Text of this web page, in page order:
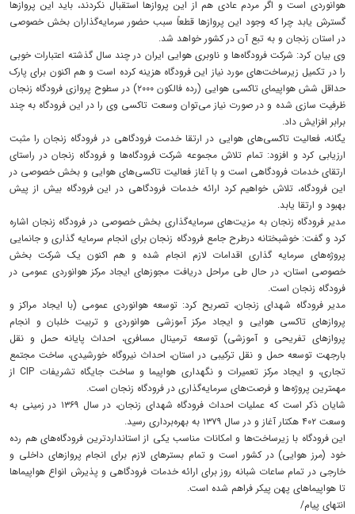
هوانوردی است و اگر مردم عادی هم از این پرواز‌ها استقبال نکردند، باید این پرواز‌ها
گسترش یابد چرا که وجود این پرواز‌ها قطعاً سبب حضور سرمایه‌گذاران بخش خصوصی
در استان زنجان و به تبع آن در کشور خواهد شد.
وی بیان کرد: شرکت فرودگاه‌ها و ناوبری هوایی ایران در چند سال گذشته اعتبارات خوبی
را در تکمیل زیرساخت‌های مورد نیاز این فرودگاه هزینه کرده است و هم اکنون برای پارک
حداقل شش هواپیمای تاکسی هوایی (رده فالکون ۲۰۰۰) در سطوح پروازی فرودگاه زنجان
ظرفیت سازی شده و در صورت نیاز می‌توان وسعت تاکسی وی را در این فرودگاه به چند
برابر افزایش داد.
یگانه، فعالیت تاکسی‌های هوایی در ارتقا خدمت فرودگاهی در فرودگاه زنجان را مثبت
ارزیابی کرد و افزود: تمام تلاش مجموعه شرکت فرودگاه‌ها و فرودگاه زنجان در راستای
ارتقای خدمات فرودگاهی است و با آغاز فعالیت تاکسی‌های هوایی و بخش خصوصی در
این فرودگاه، تلاش خواهیم کرد ارائه خدمات فرودگاهی در این فرودگاه بیش از پیش
بهبود و ارتقا یابد.
مدیر فرودگاه زنجان به مزیت‌های سرمایه‌گذاری بخش خصوصی در فرودگاه زنجان اشاره
کرد و گفت: خوشبختانه درطرح جامع فرودگاه زنجان برای انجام سرمایه گذاری و جانمایی
پروژه‌های سرمایه گذاری اقدامات لازم انجام شده و هم اکنون یک شرکت بخش
خصوصی استان، در حال طی مراحل دریافت مجوز‌های ایجاد مرکز هوانوردی عمومی در
فرودگاه زنجان است.
مدیر فرودگاه شهدای زنجان، تصریح کرد: توسعه هوانوردی عمومی (با ایجاد مراکز و
پرواز‌های تاکسی هوایی و ایجاد مرکز آموزشی هوانوردی و تربیت خلبان و انجام
پرواز‌های تفریحی و آموزشی) توسعه ترمینال مسافری، احداث پایانه حمل و نقل
بارجهت توسعه حمل و نقل ترکیبی در استان، احداث نیروگاه خورشیدی، ساخت مجتمع
تجاری، و ایجاد مرکز تعمیرات و نگهداری هواپیما و ساخت جایگاه تشریفات CIP از
مهمترین پروژه‌ها و فرصت‌های سرمایه‌گذاری در فرودگاه زنجان است.
شایان ذکر است که عملیات احداث فرودگاه شهدای زنجان، در سال ۱۳۶۹ در زمینی به
وسعت ۴۰۲ هکتار آغاز و در سال ۱۳۷۹ به بهره‌برداری رسید.
این فرودگاه با زیرساخت‌ها و امکانات مناسب یکی از استانداردترین فرودگاه‌های هم رده
خود (مرز هوایی) در کشور است و تمام بستر‌های لازم برای انجام پرواز‌های داخلی و
خارجی در تمام ساعات شبانه روز برای ارائه خدمات فرودگاهی و پذیرش انواع هواپیما‌ها
تا هواپیما‌های پهن پیکر فراهم شده است.
انتهای پیام/